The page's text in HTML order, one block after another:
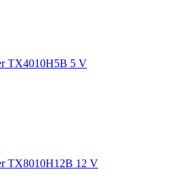
TX4010H5B 5 V
TX8010H12B 12 V